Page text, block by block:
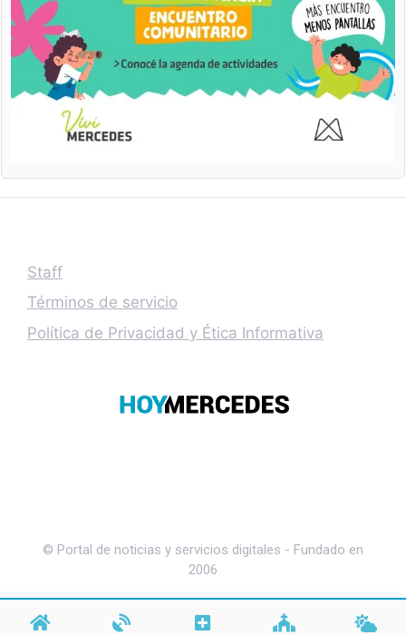
Staff
Términos de servicio
Política de Privacidad y Ética Informativa
© Portal de noticias y servicios digitales - Fundado en
2006